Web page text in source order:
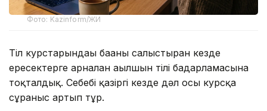
Фото: Kazinform/ЖИ
Тіл курстарындағы бағаны салыстырған кезде
ересектерге арналған ағылшын тілі бағдарламасына
тоқталдық. Себебі қазіргі кезде дәл осы курсқа
сұраныс артып тұр.